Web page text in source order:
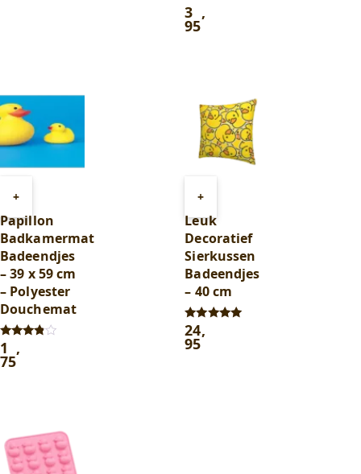
3 ,
95
+
aan
winkelwagen
Papillon
Badkamermat
Badeendjes
– 39 x 59 cm
– Polyester
Douchemat
Gewaardeerd
3.67
uit 5
1 ,
75
+
winkelwagen
Leuk
Decoratief
Sierkussen
Badeendjes
– 40 cm
Gewaardeerd
5.00
uit 5
24,
95